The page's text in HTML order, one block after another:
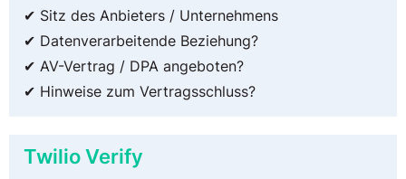
✔ Sitz des Anbieters / Unternehmens
✔ Datenverarbeitende Beziehung?
✔ AV-Vertrag / DPA angeboten?
✔ Hinweise zum Vertragsschluss?
Twilio Verify